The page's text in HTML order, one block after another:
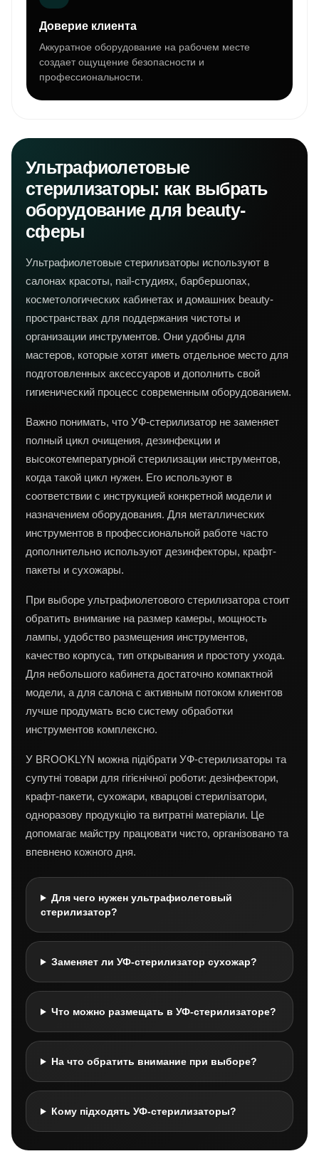
Доверие клиента
Аккуратное оборудование на рабочем месте
создает ощущение безопасности и
профессиональности.
Ультрафиолетовые
стерилизаторы: как выбрать
оборудование для beauty-
сферы
Ультрафиолетовые стерилизаторы используют в
салонах красоты, nail-студиях, барбершопах,
косметологических кабинетах и домашних beauty-
пространствах для поддержания чистоты и
организации инструментов. Они удобны для
мастеров, которые хотят иметь отдельное место для
подготовленных аксессуаров и дополнить свой
гигиенический процесс современным оборудованием.
Важно понимать, что УФ-стерилизатор не заменяет
полный цикл очищения, дезинфекции и
высокотемпературной стерилизации инструментов,
когда такой цикл нужен. Его используют в
соответствии с инструкцией конкретной модели и
назначением оборудования. Для металлических
инструментов в профессиональной работе часто
дополнительно используют дезинфекторы, крафт-
пакеты и сухожары.
При выборе ультрафиолетового стерилизатора стоит
обратить внимание на размер камеры, мощность
лампы, удобство размещения инструментов,
качество корпуса, тип открывания и простоту ухода.
Для небольшого кабинета достаточно компактной
модели, а для салона с активным потоком клиентов
лучше продумать всю систему обработки
инструментов комплексно.
У BROOKLYN можна підібрати УФ-стерилизаторы та
супутні товари для гігієнічної роботи: дезінфектори,
крафт-пакети, сухожари, кварцові стерилізатори,
одноразову продукцію та витратні матеріали. Це
допомагає майстру працювати чисто, організовано та
впевнено кожного дня.
Для чего нужен ультрафиолетовый
стерилизатор?
Заменяет ли УФ-стерилизатор сухожар?
Что можно размещать в УФ-стерилизаторе?
На что обратить внимание при выборе?
Кому підходять УФ-стерилизаторы?